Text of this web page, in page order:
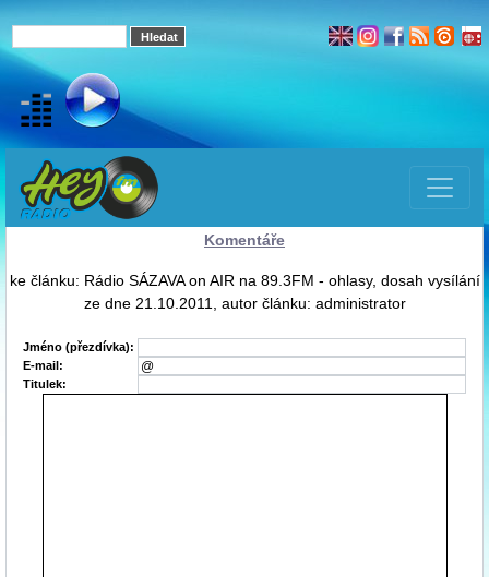
Komentáře
ke článku: Rádio SÁZAVA on AIR na 89.3FM - ohlasy, dosah vysílání
ze dne 21.10.2011, autor článku: administrator
Jméno (přezdívka):
E-mail:
Titulek: